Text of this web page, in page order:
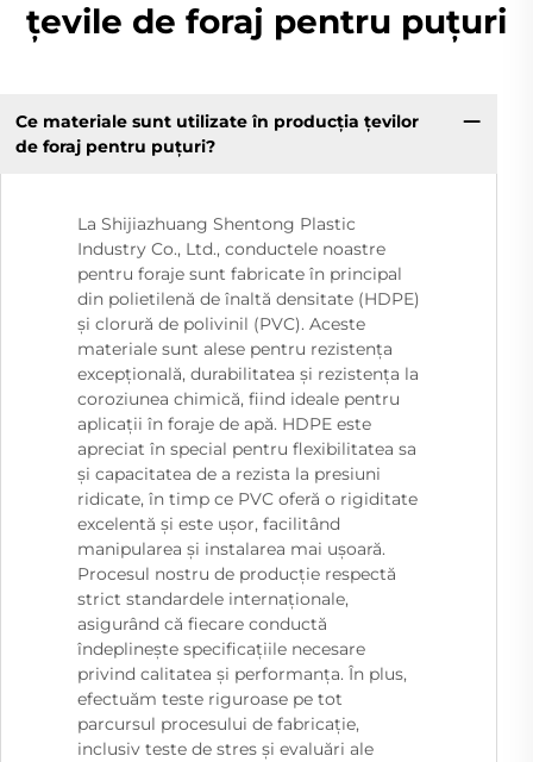
țevile de foraj pentru puțuri
Ce materiale sunt utilizate în producția țevilor
de foraj pentru puțuri?
La Shijiazhuang Shentong Plastic
Industry Co., Ltd., conductele noastre
pentru foraje sunt fabricate în principal
din polietilenă de înaltă densitate (HDPE)
și clorură de polivinil (PVC). Aceste
materiale sunt alese pentru rezistența
excepțională, durabilitatea și rezistența la
coroziunea chimică, fiind ideale pentru
aplicații în foraje de apă. HDPE este
apreciat în special pentru flexibilitatea sa
și capacitatea de a rezista la presiuni
ridicate, în timp ce PVC oferă o rigiditate
excelentă și este ușor, facilitând
manipularea și instalarea mai ușoară.
Procesul nostru de producție respectă
strict standardele internaționale,
asigurând că fiecare conductă
îndeplinește specificațiile necesare
privind calitatea și performanța. În plus,
efectuăm teste riguroase pe tot
parcursul procesului de fabricație,
inclusiv teste de stres și evaluări ale